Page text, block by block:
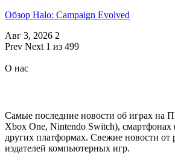
Обзор Halo: Campaign Evolved
Авг 3, 2026 2
Prev Next 1 из 499
О нас
Самые последние новости об играх на
Xbox One, Nintendo Switch),
других платформах. Свежие новости от
издателей компьютерных игр.